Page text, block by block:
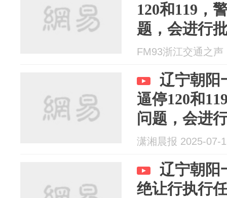
120和119，
题，会进行
FM93浙江交通之声
辽宁朝阳
逼停120和
问题，会进
潇湘晨报 2025-07-
辽宁朝阳
绝让行执行